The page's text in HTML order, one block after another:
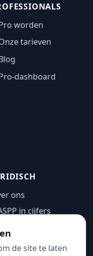
worden
tarieven
dashboard
ons
in cijfers
de site te laten